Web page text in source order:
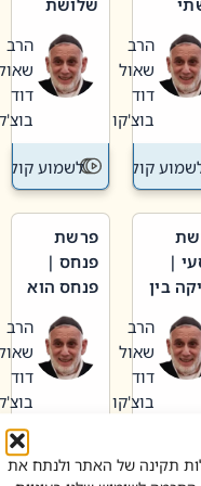
תקינה של האתר ולנתח את
של
הרב
שאול
דוד
בוצ'קו
קול תורה – מדרש
האבות
הרב
שאול
דוד
בוצ'קו
לשמוע קול
|
בין
לעם הרב
שאול
דוד
בוצ'קו
קול תורה – מדרש
פרשת
פנחס |
פנחס הוא
אליהו: בין
קנאות
הורסת
לקנאות
בונה
הרב
שאול
דוד
בוצ'קו
לשמוע קול